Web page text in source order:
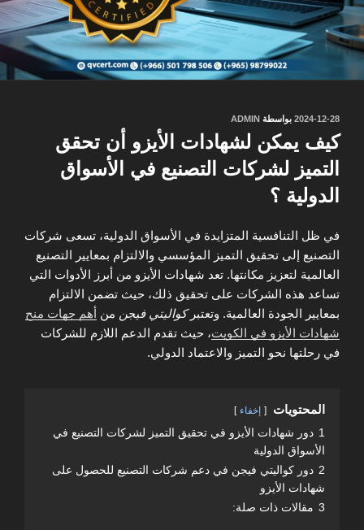
نُشر
في
2024-12-28 بواسطة ADMIN
كيف يمكن لشهادات الأيزو أن تحقق
التميز لشركات التصنيع في الأسواق
الدولية ؟
في ظل التنافسية المتزايدة في الأسواق الدولية، تسعى شركات
التصنيع إلى تحقيق التميز المؤسسي والالتزام بمعايير التصنيع
العالمية لتعزيز مكانتها. تعد شهادات الأيزو من أبرز الأدوات التي
تساعد هذه الشركات على تحقيق ذلك، حيث تضمن الالتزام
بمعايير الجودة العالمية. وتعتبركواليتي فيجن من أهم جهات منح
شهادات الأيزو في الكويت، حيث تقدم الدعم اللازم للشركات
في رحلتها نحو التميز والاعتماد الدولي.
المحتويات إخفاء
1 دور شهادات الأيزو في تحقيق التميز لشركات التصنيع في
الأسواق الدولية
2 دور كواليتي فيجن في دعم شركات التصنيع للحصول على
شهادات الأيزو
3 مقالات ذات صلة: